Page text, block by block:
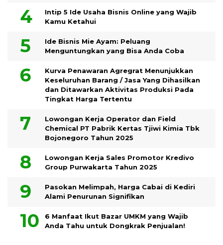
Intip 5 Ide Usaha Bisnis Online yang Wajib
Kamu Ketahui
Ide Bisnis Mie Ayam: Peluang
Menguntungkan yang Bisa Anda Coba
Kurva Penawaran Agregrat Menunjukkan
Keseluruhan Barang / Jasa Yang Dihasilkan
dan Ditawarkan Aktivitas Produksi Pada
Tingkat Harga Tertentu
Lowongan Kerja Operator dan Field
Chemical PT Pabrik Kertas Tjiwi Kimia Tbk
Bojonegoro Tahun 2025
Lowongan Kerja Sales Promotor Kredivo
Group Purwakarta Tahun 2025
Pasokan Melimpah, Harga Cabai di Kediri
Alami Penurunan Signifikan
6 Manfaat Ikut Bazar UMKM yang Wajib
Anda Tahu untuk Dongkrak Penjualan!